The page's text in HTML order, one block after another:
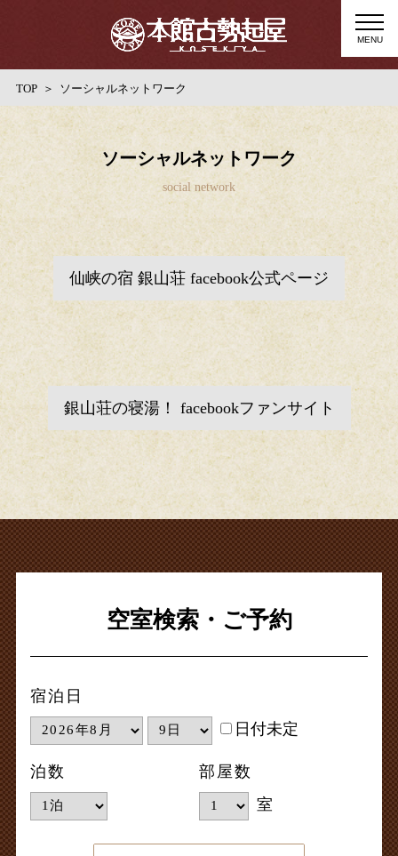
TOP ソーシャルネットワーク
ソーシャルネットワーク
仙峡の宿 銀山荘 facebook公式ページ
銀山荘の寝湯！ facebookファンサイト
空室検索・ご予約
宿泊日
日付未定
泊数
部屋数
室
MENU